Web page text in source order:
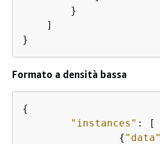
        }
    ]
}
Formato a densità bassa
{
"instances" : [
{ "data"